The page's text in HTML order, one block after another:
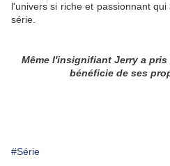
l'univers si riche et passionnant
série.
Même l'insignifiant Jerry a
bénéficie de ses
#Série